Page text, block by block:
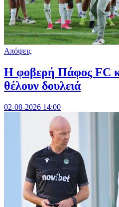
Απόψεις
Η φοβερή Πάφος FC
θέλουν δουλειά
02-08-2026 14:00